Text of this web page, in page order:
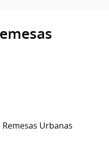
Urbanas